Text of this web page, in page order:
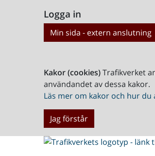
Logga in
Min sida - extern anslutning
Kakor (cookies)Trafikverket
användandet av dessa kakor.
Läs mer om kakor och hur du
Jag förstår